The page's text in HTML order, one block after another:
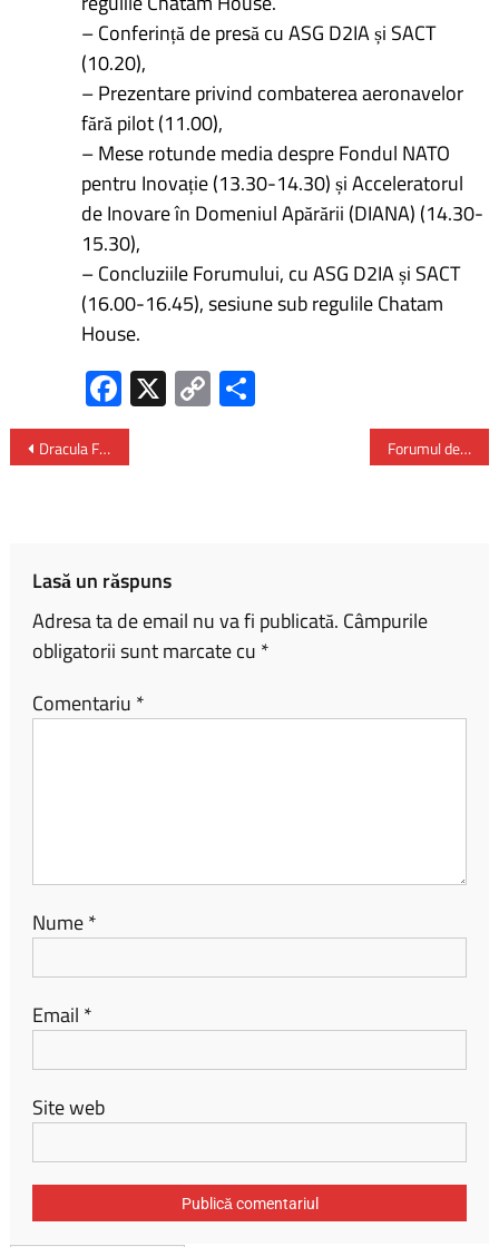
– Conferință de presă cu ASG D2IA și SACT
(10.20),
– Prezentare privind combaterea aeronavelor
fără pilot (11.00),
– Mese rotunde media despre Fondul NATO
pentru Inovație (13.30-14.30) și Acceleratorul
de Inovare în Domeniul Apărării (DIANA) (14.30-
15.30),
– Concluziile Forumului, cu ASG D2IA și SACT
(16.00-16.45), sesiune sub regulile Chatam
House.
Fa
ce
b
X C
o
Dracula Film Festival 2025 – Marele premiu, Dracula Trophy, a plecat în Kazahstan Forumul de Securitate Cibernetică în Energie – ediția a III-a: dialog strategic pentru un viitor energetic sigur
Lasă un răspuns
Adresa ta de email nu va fi publicată. Câmpurile
obligatorii sunt marcate cu *
Comentariu *
Nume*
Email *
Site web